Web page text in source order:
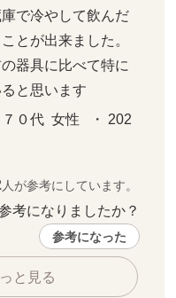
で冷やして飲んだ
とが出来ました。
器具に比べて特に
と思います
０代  女性   ・ 202
人が参考にしています。
考になりましたか？
参考になった
と見る